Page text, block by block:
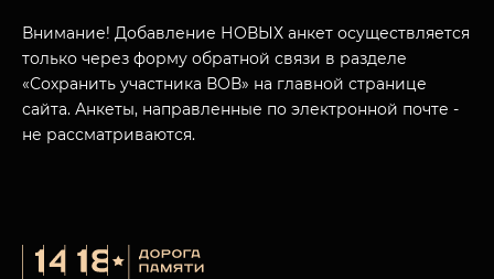
Внимание! Добавление НОВЫХ анкет осуществляется
только через форму обратной связи в разделе
«Сохранить участника ВОВ» на главной странице
сайта. Анкеты, направленные по электронной почте -
не рассматриваются.